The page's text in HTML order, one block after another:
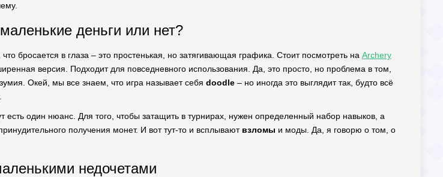
деньги или нет?
что бросается в глаза – это простенькая, но затягивающая графика. Стоит посмотреть на Archery
версия. Подходит для повседневного использования. Да, это просто, но проблема в том,
Окей, мы все знаем, что игра называет себя doodle – но иногда это выглядит так, будто всё
есть один нюанс. Для того, чтобы затащить в турнирах, нужен определенный набор навыков, а
получения монет. И вот тут-то и всплывают взломы и моды. Да, я говорю о том, о
недочетами